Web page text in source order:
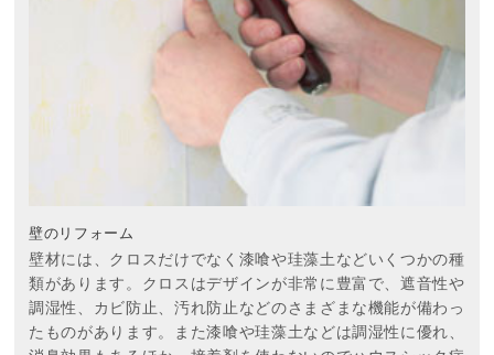
壁のリフォーム
壁材には、クロスだけでなく漆喰や珪藻土などいくつかの種
類があります。クロスはデザインが非常に豊富で、遮音性や
調湿性、カビ防止、汚れ防止などのさまざまな機能が備わっ
たものがあります。また漆喰や珪藻土などは調湿性に優れ、